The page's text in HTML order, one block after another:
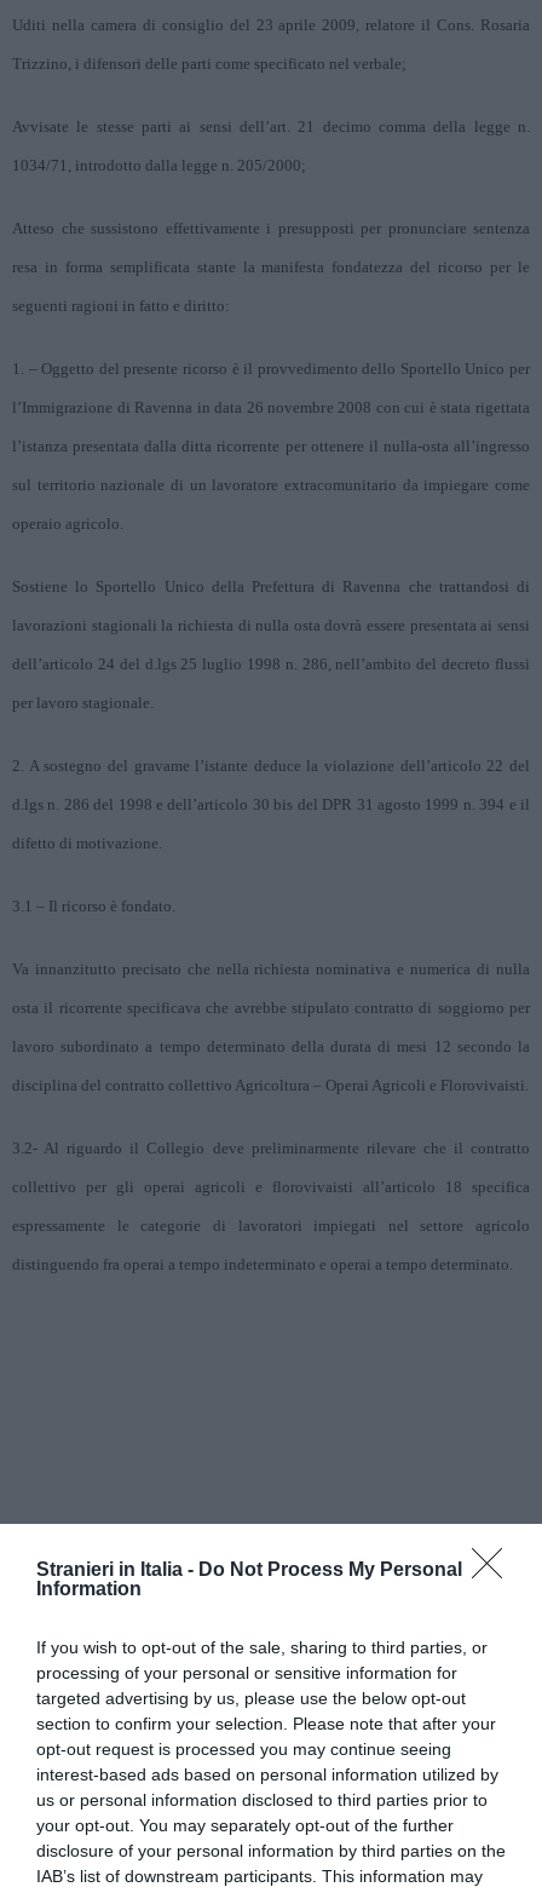
Stranieri in Italia - Do Not Process My Personal
Information
If you wish to opt-out of the sale, sharing to third parties, or
processing of your personal or sensitive information for
targeted advertising by us, please use the below opt-out
section to confirm your selection. Please note that after your
opt-out request is processed you may continue seeing
interest-based ads based on personal information utilized by
us or personal information disclosed to third parties prior to
your opt-out. You may separately opt-out of the further
disclosure of your personal information by third parties on the
IAB’s list of downstream participants. This information may
Uditi nella camera di consiglio del 23 aprile 2009, relatore il Cons. Rosaria
Trizzino, i difensori delle parti come specificato nel verbale;
Avvisate le stesse parti ai sensi dell’art. 21 decimo comma della legge n.
1034/71, introdotto dalla legge n. 205/2000;
Atteso che sussistono effettivamente i presupposti per pronunciare sentenza
resa in forma semplificata stante la manifesta fondatezza del ricorso per le
seguenti ragioni in fatto e diritto:
1. – Oggetto del presente ricorso è il provvedimento dello Sportello Unico per
l’Immigrazione di Ravenna in data 26 novembre 2008 con cui è stata rigettata
l’istanza presentata dalla ditta ricorrente per ottenere il nulla-osta all’ingresso
sul territorio nazionale di un lavoratore extracomunitario da impiegare come
operaio agricolo.
Sostiene lo Sportello Unico della Prefettura di Ravenna che trattandosi di
lavorazioni stagionali la richiesta di nulla osta dovrà essere presentata ai sensi
dell’articolo 24 del d.lgs 25 luglio 1998 n. 286, nell’ambito del decreto flussi
per lavoro stagionale.
2. A sostegno del gravame l’istante deduce la violazione dell’articolo 22 del
d.lgs n. 286 del 1998 e dell’articolo 30 bis del DPR 31 agosto 1999 n. 394 e il
difetto di motivazione.
3.1 – Il ricorso è fondato.
Va innanzitutto precisato che nella richiesta nominativa e numerica di nulla
osta il ricorrente specificava che avrebbe stipulato contratto di soggiorno per
lavoro subordinato a tempo determinato della durata di mesi 12 secondo la
disciplina del contratto collettivo Agricoltura – Operai Agricoli e Florovivaisti.
3.2- Al riguardo il Collegio deve preliminarmente rilevare che il contratto
collettivo per gli operai agricoli e florovivaisti all’articolo 18 specifica
espressamente le categorie di lavoratori impiegati nel settore agricolo
distinguendo fra operai a tempo indeterminato e operai a tempo determinato.